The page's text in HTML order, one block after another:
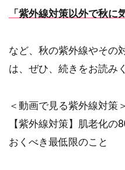
「紫外線対策以外で秋に
など、秋の紫外線やその
は、ぜひ、続きをお読み
＜動画で見る紫外線対策＞
【紫外線対策】肌老化の
おくべき最低限のこと